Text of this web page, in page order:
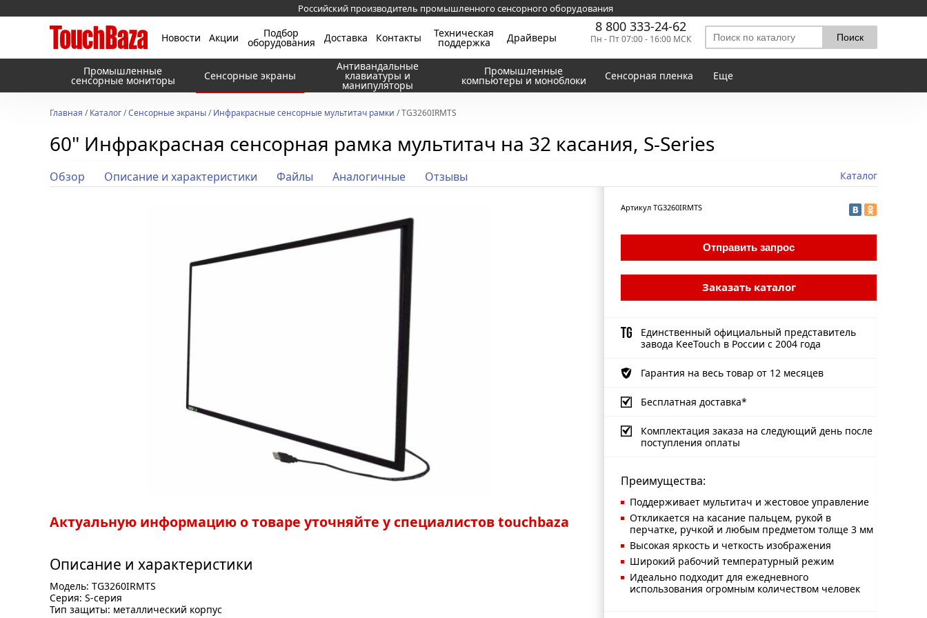
Российский производитель промышленного сенсорного оборудования
Новости Акции Подбор
оборудования Доставка Контакты Техническая
поддержка Драйверы
8 800 333-24-62
Пн - Пт 07:00 - 16:00 МСК
Промышленные
сенсорные мониторы Сенсорные экраны
Антивандальные
клавиатуры и
манипуляторы
Промышленные
компьютеры и моноблоки Сенсорная пленка Еще
Главная /Каталог/Сенсорные экраны/Инфракрасные сенсорные мультитач рамки / TG3260IRMTS
60" Инфракрасная сенсорная рамка мультитач на 32 касания, S-Series
Обзор Описание и характеристики Файлы Аналогичные Отзывы Каталог
Актуальную информацию о товаре уточняйте у специалистов touchbaza
Описание и характеристики
Модель: TG3260IRMTS
Серия: S-серия
Тип защиты: металлический корпус
Артикул TG3260IRMTS
Отправить запрос
Заказать каталог
Единственный официальный представитель
завода KeeTouch в России с 2004 года
Гарантия на весь товар от 12 месяцев
Бесплатная доставка*
Комплектация заказа на следующий день после
поступления оплаты
Преимущества:
Поддерживает мультитач и жестовое управление
Откликается на касание пальцем, рукой в
перчатке, ручкой и любым предметом толще 3 мм
Высокая яркость и четкость изображения
Широкий рабочий температурный режим
Идеально подходит для ежедневного
использования огромным количеством человек